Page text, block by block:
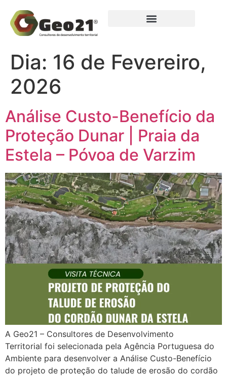
Dia: 16 de Fevereiro,
2026
Análise Custo-Benefício da
Proteção Dunar | Praia da
Estela – Póvoa de Varzim
A Geo21 – Consultores de Desenvolvimento
Territorial foi selecionada pela Agência Portuguesa do
Ambiente para desenvolver a Análise Custo-Benefício
do projeto de proteção do talude de erosão do cordão